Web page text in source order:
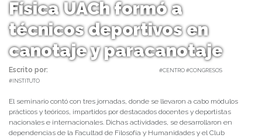
Física UACh formó a
técnicos deportivos en
canotaje y paracanotaje
Escrito por:
#CENTRO #CONGRESOS
#INSTITUTO
El seminario contó con tres jornadas, donde se llevaron a cabo módulos
prácticos y teóricos, impartidos por destacados docentes y deportistas
nacionales e internacionales. Dichas actividades, se desarrollaron en
dependencias de la Facultad de Filosofía y Humanidades y el Club